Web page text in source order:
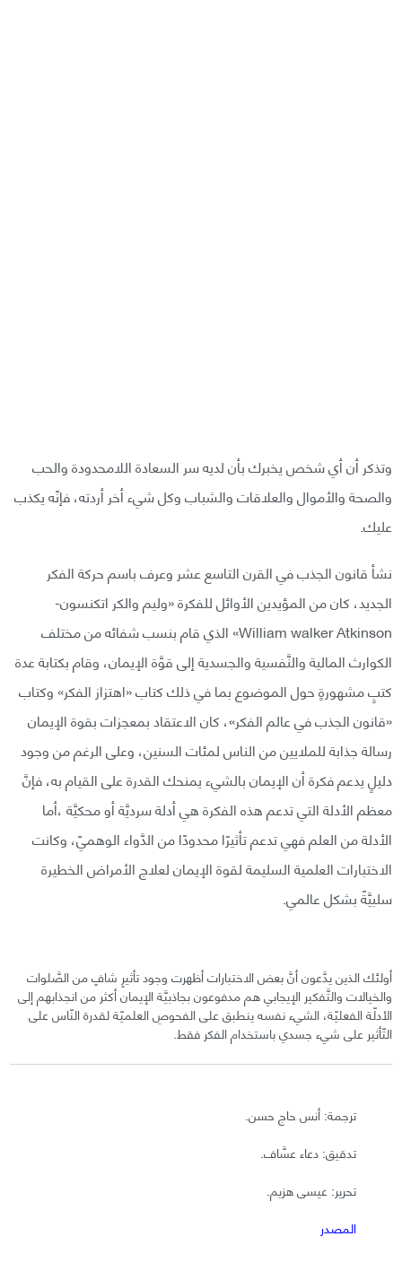
وتذكر أن أي شخص يخبرك بأن لديه سر السعادة اللامحدودة والحب
والصحة والأموال والعلاقات والشباب وكل شيء أخر أردته، فإنّه يكذب
عليك.
نشأ قانون الجذب في القرن التاسع عشر وعرف باسم حركة الفكر
الجديد، كان من المؤيدين الأوائل للفكرة «وليم والكر اتكنسون-
William walker Atkinson» الذي قام بنسب شفائه من مختلف
الكوارث المالية والنَّفسية والجسدية إلى قوَّة الإيمان، وقام بكتابة عدة
كتبٍ مشهورةٍ حول الموضوع بما في ذلك كتاب «اهتزاز الفكر» وكتاب
«قانون الجذب في عالم الفكر»، كان الاعتقاد بمعجزات بقوة الإيمان
رسالة جذابة للملايين من الناس لمئات السنين، وعلى الرغم من وجود
دليلٍ يدعم فكرة أن الإيمان بالشيء يمنحك القدرة على القيام به، فإنَّ
معظم الأدلة التي تدعم هذه الفكرة هي أدلة سرديَّة أو محكيَّة ،أما
الأدلة من العلم فهي تدعم تأثيرًا محدودًا من الدَّواء الوهميّ، وكانت
الاختبارات العلمية السليمة لقوة الإيمان لعلاج الأمراض الخطيرة
سلبيَّةً بشكل عالمي.
أولئك الذين يدَّعون أنَّ بعض الاختبارات أظهرت وجود تأثيرٍ شافٍ من الصَّلوات
والخيالات والتَّفكير الإيجابي هم مدفوعون بجاذبيَّة الإيمان أكثر من انجذابهم إلى
الأدلّة الفعليّة، الشيء نفسه ينطبق على الفحوصِ العلميّة لقدرة النّاس على
التّأثير على شيء جسدي باستخدام الفكر فقط.
ترجمة: أنس حاج حسن.
تدقيق: دعاء عسَّاف.
تحرير: عيسى هزيم.
المصدر